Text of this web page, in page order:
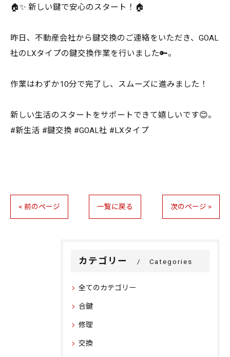
🏠✨ 新しい鍵で安心のスタート！🏠
昨日、不動産会社から鍵交換のご連絡をいただき、GOAL
社のLXタイプの鍵交換作業を行いました🔑。
作業はわずか10分で完了し、スムーズに進みました！
新しい生活のスタートをサポートできて嬉しいです😊。
#新生活 #鍵交換 #GOAL社 #LXタイプ
< 前のページ 一覧に戻る 次のページ >
カテゴリー Categories
全てのカテゴリー
合鍵
修理
交換